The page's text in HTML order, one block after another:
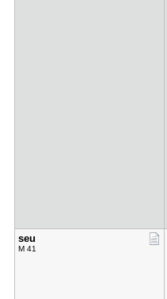
seu
M 41